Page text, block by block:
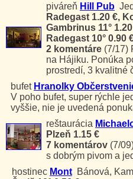
piváreň Hill Pub
Radegast 1.20 €,
Gambrinus 11°
Radegast 10° 0.90
2 komentáre (7/17)
na Hájiku. Ponúka
prostredí, 3 kvalitné
bufet Hranolky
V poho bufet, super rýchle
vyššie, nie je uvedená
reštaurácia
Plzeň 1.15 €
7 komentárov (7/
s dobrým pivom a
hostinec Mont Bánová,